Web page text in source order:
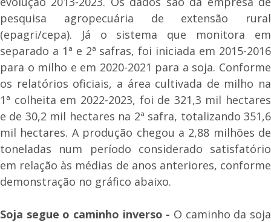
pesquisa agropecuária de extensão rural
(epagri/cepa). Já o sistema que monitora em
separado a 1ª e 2ª safras, foi iniciada em 2015-2016
para o milho e em 2020-2021 para a soja. Conforme
os relatórios oficiais, a área cultivada de milho na
1ª colheita em 2022-2023, foi de 321,3 mil hectares
e de 30,2 mil hectares na 2ª safra, totalizando 351,6
mil hectares. A produção chegou a 2,88 milhões de
toneladas num período considerado satisfatório
em relação às médias de anos anteriores, conforme
demonstração no gráfico abaixo.
Soja segue o caminho inverso - O caminho da soja